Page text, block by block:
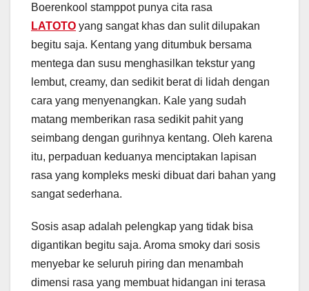
Boerenkool stamppot punya cita rasa
LATOTO yang sangat khas dan sulit dilupakan
begitu saja. Kentang yang ditumbuk bersama
mentega dan susu menghasilkan tekstur yang
lembut, creamy, dan sedikit berat di lidah dengan
cara yang menyenangkan. Kale yang sudah
matang memberikan rasa sedikit pahit yang
seimbang dengan gurihnya kentang. Oleh karena
itu, perpaduan keduanya menciptakan lapisan
rasa yang kompleks meski dibuat dari bahan yang
sangat sederhana.
Sosis asap adalah pelengkap yang tidak bisa
digantikan begitu saja. Aroma smoky dari sosis
menyebar ke seluruh piring dan menambah
dimensi rasa yang membuat hidangan ini terasa